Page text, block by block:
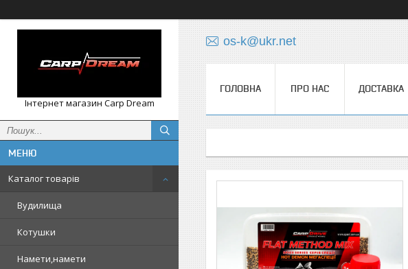
Інтернет магазин Carp Dream
Каталог товарів
Вудилища
Котушки
Намети,намети
os-k@ukr.net
ГОЛОВНА ПРО НАС ДОСТАВКА